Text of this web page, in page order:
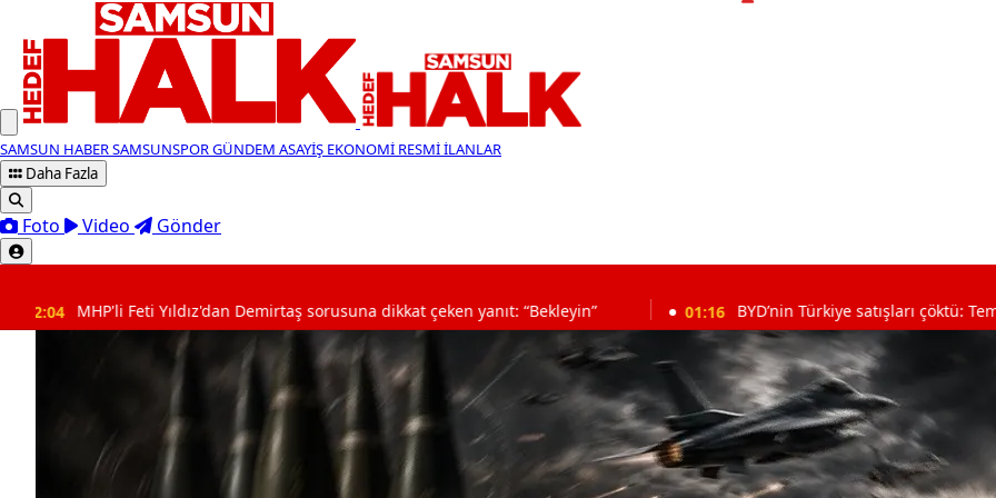
SAMSUN HABERSAMSUNSPORGÜNDEM ASAYİŞ EKONOMİ RESMİ İLANLAR
Daha Fazla
Foto Video Gönder
Demirtaş sorusuna dikkat çeken yanıt: “Bekleyin” 01:16 BYD’nin Türkiye satışları çöktü: Temmuzda 17 araç sattı